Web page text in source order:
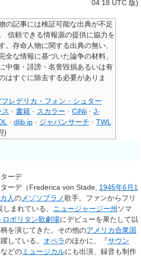
04:18 UTC 版)
の記事には検証可能な出典が不足
。
信頼できる情報源の提供に協力を
。存命人物に関する出典の無い、
全な情報に基づいた論争の材料、
中傷・誹謗・名誉毀損あるいは有
はすぐに除去する必要がありま
フレデリカ・フォン・シュター
ス · 書籍 · スカラー · CiNii · J-
· dlib.jp · ジャパンサーチ · TWL
)
ーデ
ーデ（Frederica von Stade, 1945年6月1
人の メゾソプラノ歌手。ファンからフリ
まれている。 ニュージャージー州ソマ
ロポリタン歌劇場にデビューを果たして以
を演じてきた。その他のアメリカ合衆国
している。 オペラのほかに、『サウン
などのミュージカルにも出演、録音も制作